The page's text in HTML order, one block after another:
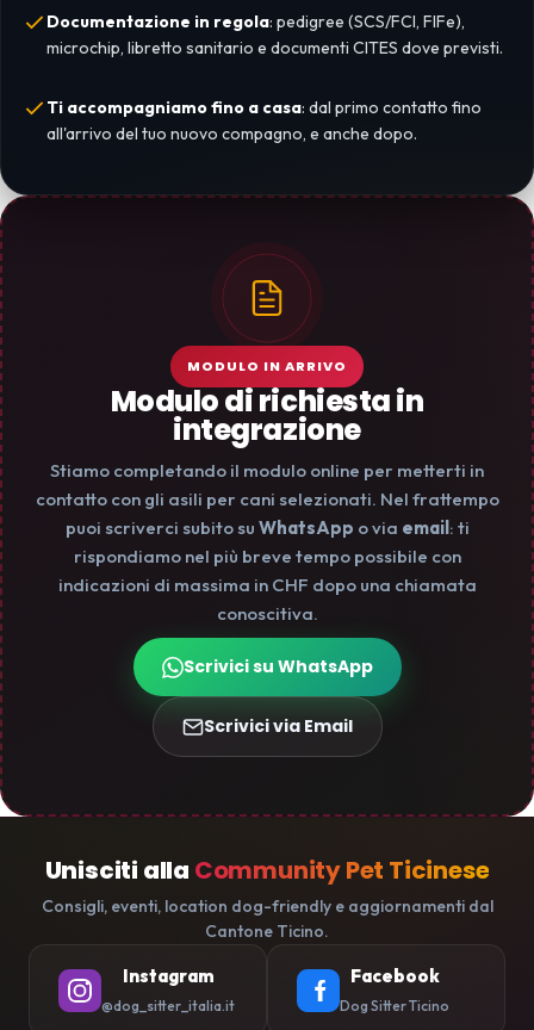
Documentazione in regola: pedigree (SCS/FCI, FIFe),
microchip, libretto sanitario e documenti CITES dove previsti.
Ti accompagniamo fino a casa: dal primo contatto fino
all'arrivo del tuo nuovo compagno, e anche dopo.
MODULO IN ARRIVO
Modulo di richiesta in
integrazione
Stiamo completando il modulo online per metterti in
contatto con gli asili per cani selezionati. Nel frattempo
puoi scriverci subito su WhatsApp o via email: ti
rispondiamo nel più breve tempo possibile con
indicazioni di massima in CHF dopo una chiamata
conoscitiva.
Scrivici su WhatsApp
Scrivici via Email
Unisciti alla Community Pet Ticinese
Consigli, eventi, location dog-friendly e aggiornamenti dal
Cantone Ticino.
Instagram
@dog_sitter_italia.it
Facebook
Dog Sitter Ticino